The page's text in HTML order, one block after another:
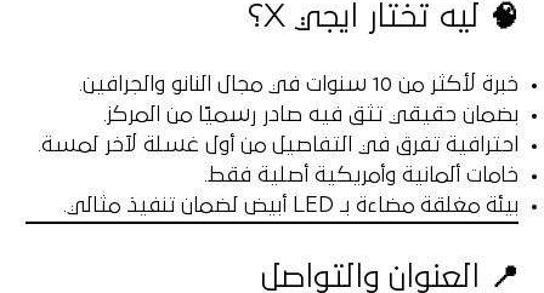
🧠 ليه تختار ايجي X؟
خبرة لأكثر من 10 سنوات
في مجال النانو والجرافين.
بضمان حقيقي تثق فيه صادر رسميًا من المركز.
احترافية تفرق في التفاصيل من أول غسلة لآخر لمسة.
خامات ألمانية وأمريكية أصلية فقط.
بيئة مغلقة مضاءة بـ LED أبيض لضمان تنفيذ مثالي.
📍 العنوان والتواصل